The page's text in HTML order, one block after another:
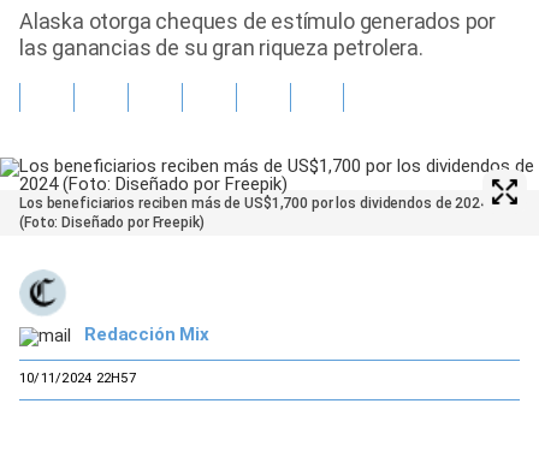
Alaska otorga cheques de estímulo generados por
las ganancias de su gran riqueza petrolera.
Los beneficiarios reciben más de US$1,700 por los dividendos de 2024
(Foto: Diseñado por Freepik)
Redacción Mix
10/11/2024 22H57